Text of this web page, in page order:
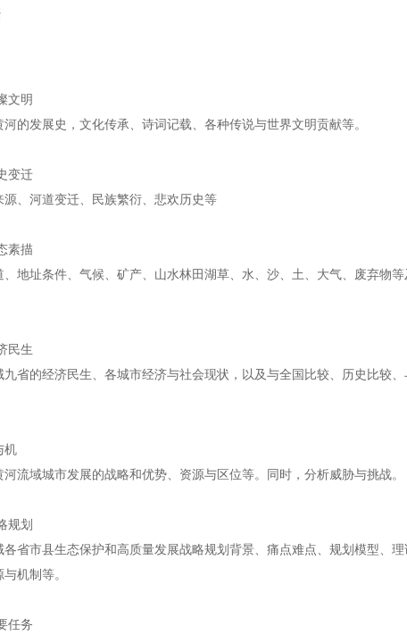
文明
的发展史，文化传承、诗词记载、各种传说与世界文明贡献等。
变迁
源、河道变迁、民族繁衍、悲欢历史等
素描
、地址条件、气候、矿产、山水林田湖草、水、沙、土、大气、废弃物
民生
九省的经济民生、各城市经济与社会现状，以及与全国比较、历史比较
机
流域城市发展的战略和优势、资源与区位等。同时，分析威胁与挑战。
规划
各省市县生态保护和高质量发展战略规划背景、痛点难点、规划模型、
机制等。
任务